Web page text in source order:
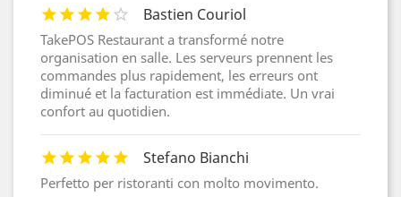
Bastien Couriol
TakePOS Restaurant a transformé notre
organisation en salle. Les serveurs prennent les
commandes plus rapidement, les erreurs ont
diminué et la facturation est immédiate. Un vrai
confort au quotidien.
Stefano Bianchi
Perfetto per ristoranti con molto movimento.